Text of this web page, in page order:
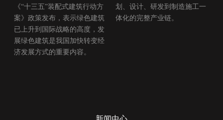
《“十三五”装配式建筑行动方
案》政策发布，表示绿色建筑
已上升到国际战略的高度，发
展绿色建筑是我国加快转变经
济发展方式的重要内容。
划、设计、研发到制造施工一
体化的完整产业链。